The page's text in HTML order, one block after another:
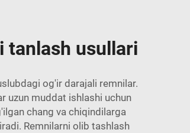
tanlash usullari
og'ir darajali remnilar.
uzun muddat ishlashi uchun
chang va chiqindilarga
Remnilarni olib tashlash